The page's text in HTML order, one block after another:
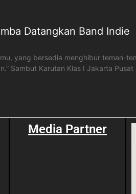
Datangkan Band Indie
yang bersedia menghibur teman-
Sambut Karutan Klas I Jakarta Pusat
Media Partner